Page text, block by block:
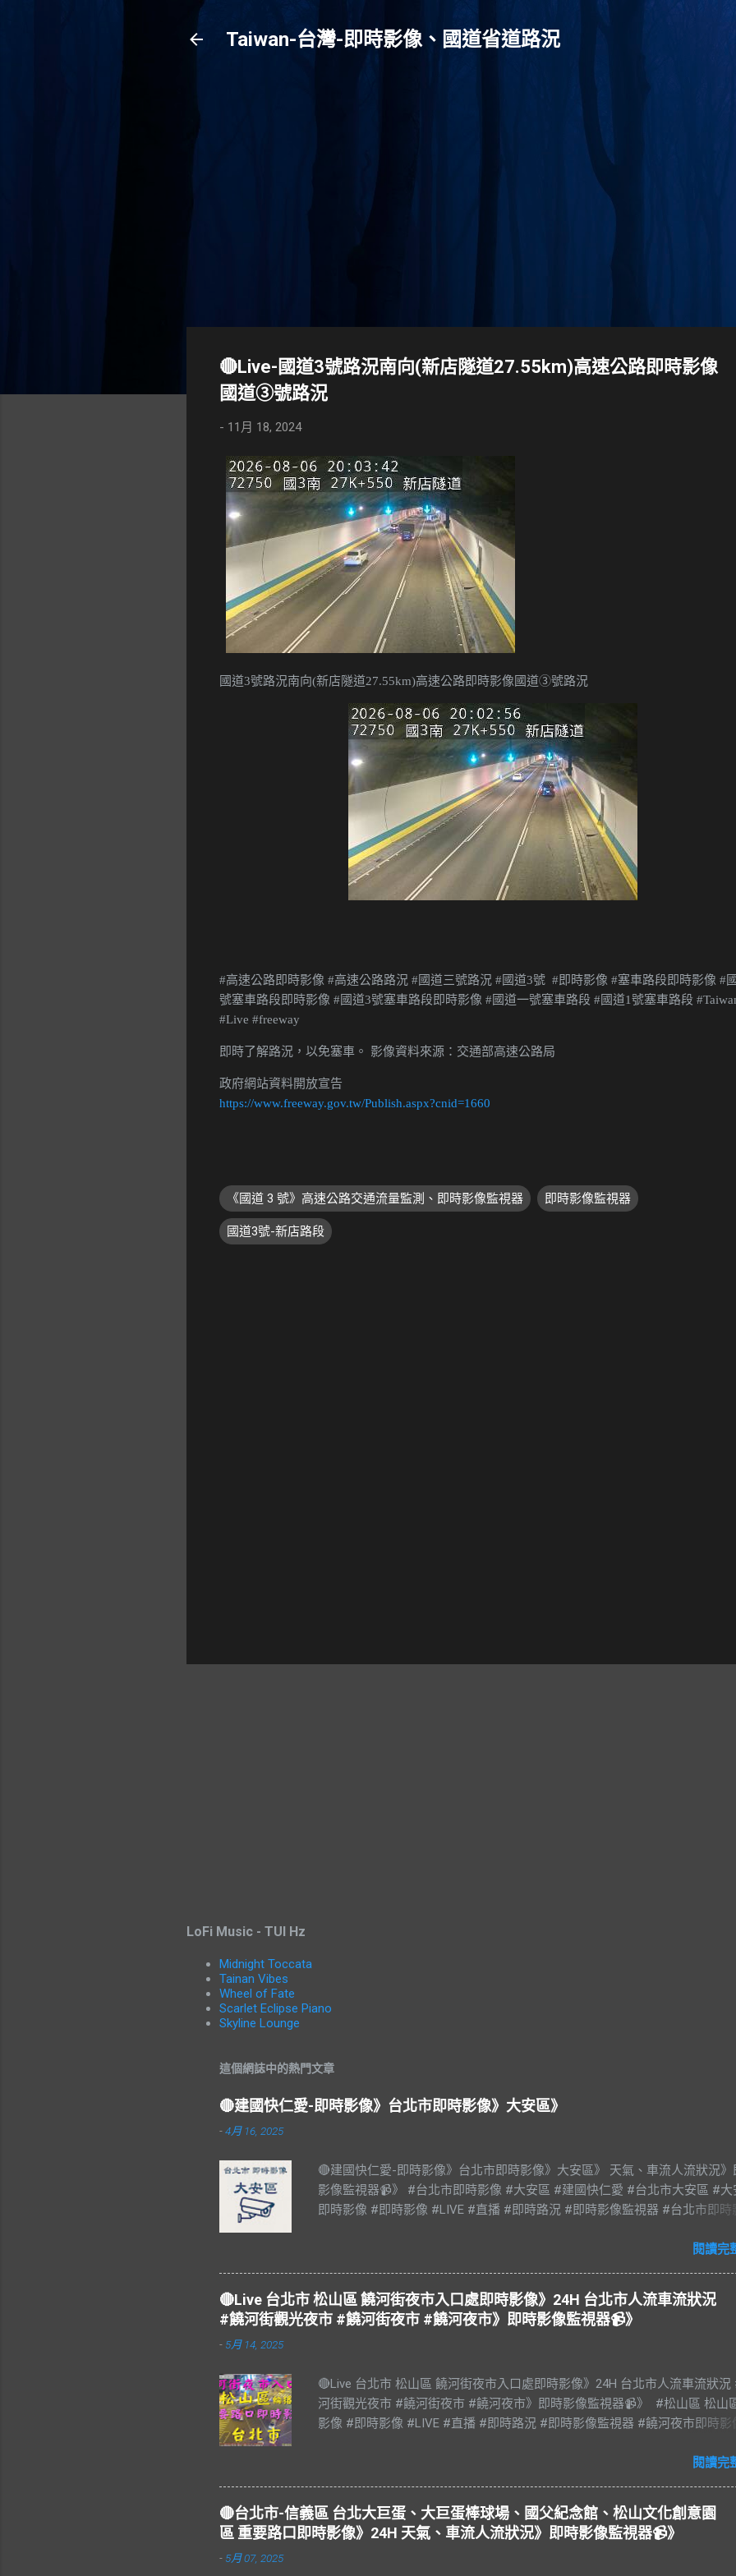
Taiwan-台灣-即時影像、國道省道路況
🔴Live-國道3號路況南向(新店隧道27.55km)高速公路即時影像
國道③號路況
- 11月 18, 2024
國道3號路況南向(新店隧道27.55km)高速公路即時影像國道③號路況
#高速公路即時影像 #高速公路路況 #國道三號路況 #國道3號 #即時影像 #塞車路段即時影像 #
號塞車路段即時影像 #國道3號塞車路段即時影像 #國道一號塞車路段 #國道1號塞車路段
#Live #freeway
即時了解路況，以免塞車。 影像資料來源：交通部高速公路局
政府網站資料開放宣告
https://www.freeway.gov.tw/Publish.aspx?cnid=1660
《國道 3 號》高速公路交通流量監測、即時影像監視器 即時影像監視器
國道3號-新店路段
LoFi Music - TUI Hz
Midnight Toccata
Tainan Vibes
Wheel of Fate
Scarlet Eclipse Piano
Skyline Lounge
這個網誌中的熱門文章
🔴建國快仁愛-即時影像》台北市即時影像》大安區》
-4月 16, 2025
🔴建國快仁愛-即時影像》台北市即時影像》大安區》 天氣、車流人流狀況》
影像監視器📹》 #台北市即時影像 #大安區 #建國快仁愛 #台北市大安區 #大
即時影像 #即時影像 #LIVE #直播 #即時路況 #即時影像監視器 #台北市即時
閱讀完
🔴Live 台北市 松山區 饒河街夜市入口處即時影像》24H 台北市人流車流狀況
#饒河街觀光夜市 #饒河街夜市 #饒河夜市》即時影像監視器📹》
- 5月 14, 2025
🔴Live 台北市 松山區 饒河街夜市入口處即時影像》24H 台北市人流車流狀況
河街觀光夜市 #饒河街夜市 #饒河夜市》即時影像監視器📹》 #松山區 松山
影像 #即時影像 #LIVE #直播 #即時路況 #即時影像監視器 #饒河夜市即時影
#松山區 #松山慈祐宮 #台灣夜市 #夜市 #台北市即時影像 #JAZZ #JAZZY
#Live #BGM #RELAX #Taiwan #Live BGM Jazz & Blues 爵士樂和藍調 饒河街
夜市，又稱饒河街夜市、饒河夜市。位於台灣臺北市松山區饒河街，為臺北市
個觀光夜市，也是臺灣繼華西街觀光夜市後第二座觀光夜市。 營業時間： 每日
閱讀完
🔴台北市-信義區 台北大巨蛋、大巨蛋棒球場、國父紀念館、松山文化創意園
區 重要路口即時影像》24H 天氣、車流人流狀況》即時影像監視器📹》
- 5月 07, 2025